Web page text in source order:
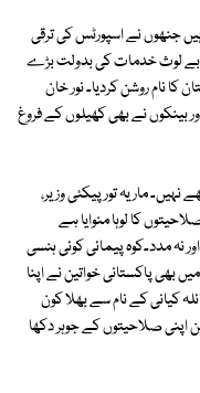
جنھوں نے اسپورٹس کی ترقی
بے لوث خدمات کی بدولت بڑے
کا نام روشن کردیا۔ نور خان
بینکوں نے بھی کھیلوں کے فروغ
نہیں۔ ماریہ تورپیکئی وزیر،
کا لوہا منوایا ہے
نہ مدد۔کوہ پیمائی کوئی ہنسی
بھی پاکستانی خواتین نے اپنا
کیانی کے نام سے بھلا کون
صلاحیتوں کے جوہر دکھا